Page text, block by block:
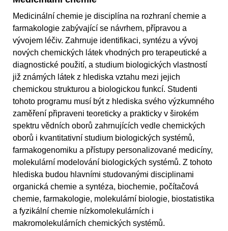
Medicinální chemie je disciplína na rozhraní chemie a
farmakologie zabývající se návrhem, přípravou a
vývojem léčiv. Zahrnuje identifikaci, syntézu a vývoj
nových chemických látek vhodných pro terapeutické a
diagnostické použití, a studium biologických vlastností
již známých látek z hlediska vztahu mezi jejich
chemickou strukturou a biologickou funkcí. Studenti
tohoto programu musí být z hlediska svého výzkumného
zaměření připraveni teoreticky a prakticky v širokém
spektru vědních oborů zahrnujících vedle chemických
oborů i kvantitativní studium biologických systémů,
farmakogenomiku a přístupy personalizované medicíny,
molekulární modelování biologických systémů. Z tohoto
hlediska budou hlavními studovanými disciplinami
organická chemie a syntéza, biochemie, počítačová
chemie, farmakologie, molekulární biologie, biostatistika
a fyzikální chemie nízkomolekulárních i
makromolekulárních chemických systémů.